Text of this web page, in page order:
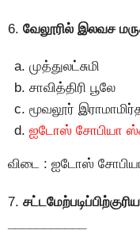
6. வேலூரில் இலவச
முத்துலட்சுமி
சாவித்திரி பூலே
மூவலூர்
ஐடோஸ் சோபியா
விடை : ஐடோஸ்
7.